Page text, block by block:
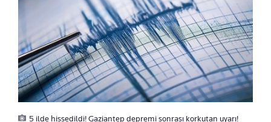
5 ilde hissedildi! Gaziantep depremi sonrası korkutan uyarı!